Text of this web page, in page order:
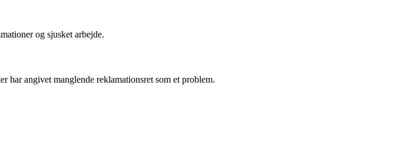
og sjusket arbejde.
har angivet manglende reklamationsret som et problem.